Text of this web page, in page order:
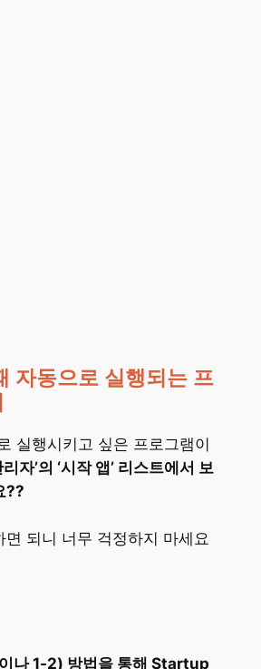
자동으로 실행되는 프
실행시키고 싶은 프로그램이
리자’의 ‘시작 앱’ 리스트에서 보
??
면 되니 너무 걱정하지 마세요
나 1-2) 방법을 통해 Startup